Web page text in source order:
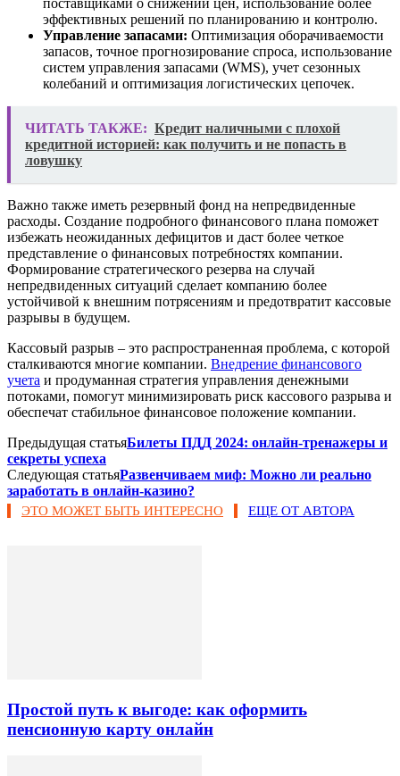
эффективных решений по планированию и контролю.
Управление запасами: Оптимизация оборачиваемости
запасов, точное прогнозирование спроса, использование
систем управления запасами (WMS), учет сезонных
колебаний и оптимизация логистических цепочек.
ЧИТАТЬ ТАКЖЕ: Кредит наличными с плохой
кредитной историей: как получить и не попасть в
ловушку
Важно также иметь резервный фонд на непредвиденные
расходы. Создание подробного финансового плана поможет
избежать неожиданных дефицитов и даст более четкое
представление о финансовых потребностях компании.
Формирование стратегического резерва на случай
непредвиденных ситуаций сделает компанию более
устойчивой к внешним потрясениям и предотвратит кассовые
разрывы в будущем.
Кассовый разрыв – это распространенная проблема, с которой
сталкиваются многие компании. Внедрение финансового
учета и продуманная стратегия управления денежными
потоками, помогут минимизировать риск кассового разрыва и
обеспечат стабильное финансовое положение компании.
Предыдущая статьяБилеты ПДД 2024: онлайн-тренажеры и
секреты успеха
Следующая статьяРазвенчиваем миф: Можно ли реально
заработать в онлайн-казино?
ЭТО МОЖЕТ БЫТЬ ИНТЕРЕСНО ЕЩЕ ОТ АВТОРА
Простой путь к выгоде: как оформить
пенсионную карту онлайн